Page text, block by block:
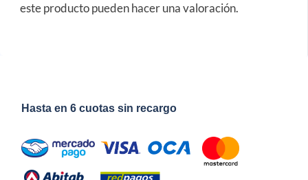
este producto pueden hacer una valoración.
Hasta en 6 cuotas sin recargo